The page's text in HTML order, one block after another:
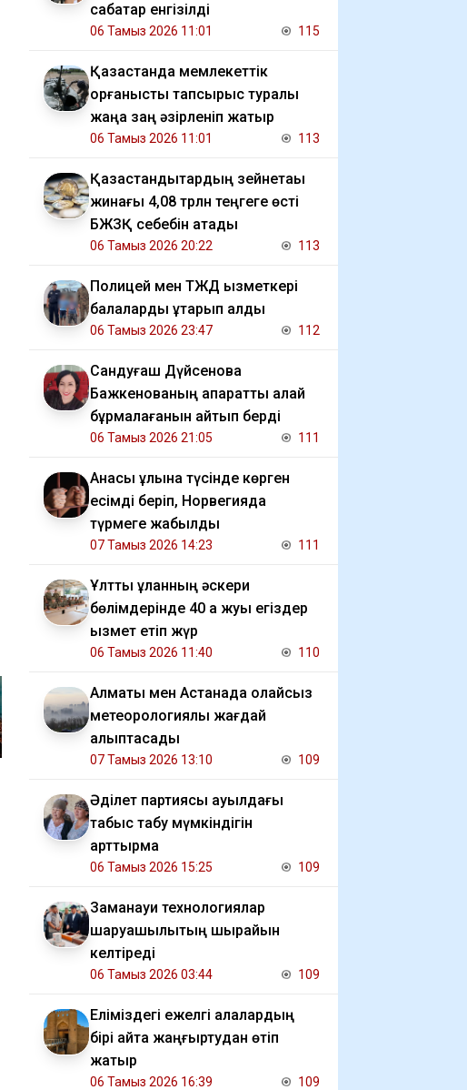
сабақтар енгізілді
06 Тамыз 2026 11:01 115
Қазақстанда мемлекеттік
қорғаныстық тапсырыс туралы
жаңа заң әзірленіп жатыр
06 Тамыз 2026 11:01 113
Қазақстандықтардың зейнетақы
жинағы 4,08 трлн теңгеге өсті
БЖЗҚ себебін атады
06 Тамыз 2026 20:22 113
Полицей мен ТЖД қызметкері
балаларды құтқарып қалды
06 Тамыз 2026 23:47 112
Сандуғаш Дүйсенова
Бажкенованың ақпаратты қалай
бұрмалағанын айтып берді
06 Тамыз 2026 21:05 111
Анасы ұлына түсінде көрген
есімді беріп, Норвегияда
түрмеге жабылды
07 Тамыз 2026 14:23 111
Ұлттық ұланның әскери
бөлімдерінде 40 қа жуық егіздер
қызмет етіп жүр
06 Тамыз 2026 11:40 110
Алматы мен Астанада қолайсыз
метеорологиялық жағдай
қалыптасады
07 Тамыз 2026 13:10 109
Әділет партиясы ауылдағы
табыс табу мүмкіндігін
арттырмақ
06 Тамыз 2026 15:25 109
Заманауи технологиялар
шаруашылықтың шырайын
келтіреді
06 Тамыз 2026 03:44 109
Еліміздегі ежелгі қалалардың
бірі қайта жаңғыртудан өтіп
жатыр
06 Тамыз 2026 16:39 109